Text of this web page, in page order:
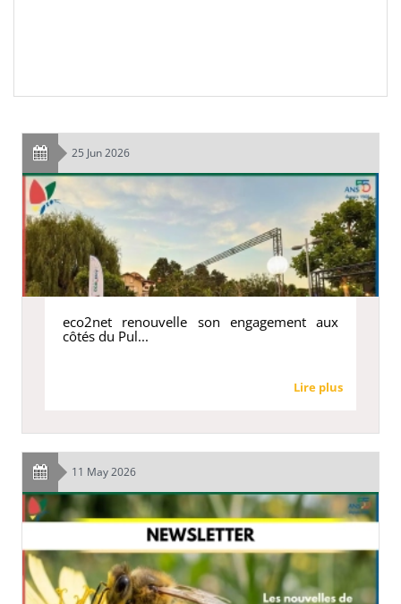
25 Jun 2026
eco2net renouvelle son engagement aux
côtés du Pul...
Lire plus
11 May 2026